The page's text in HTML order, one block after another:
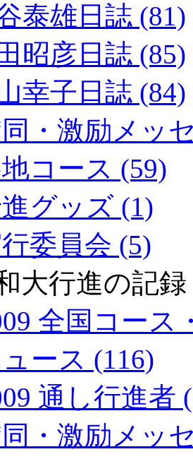
泰雄日誌 (81)
昭彦日誌 (85)
幸子日誌 (84)
・激励メッ
コース (59)
グッズ (1)
委員会 (5)
大行進の記録
全国コース
ース (116)
通し行進者
・激励メッ